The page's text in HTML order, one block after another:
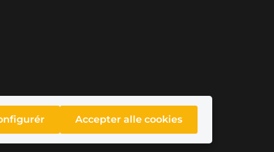
Accepter alle cookies